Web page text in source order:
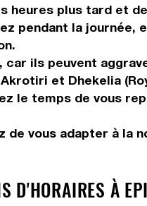
heures plus tard et
pendant la
ils peuvent
et Dhekelia
le temps de vous
vous adapter à la
D'HORAIRES À